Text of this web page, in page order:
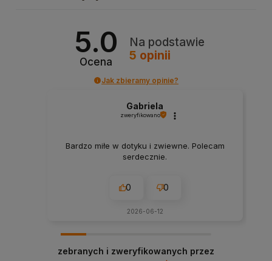
5.0
Ocena
Na podstawie
5 opinii
Jak zbieramy opinie?
Gabriela
zweryfikowano
Bardzo miłe w dotyku i zwiewne. Polecam
serdecznie.
0 0
2026-06-12
zebranych i zweryfikowanych przez